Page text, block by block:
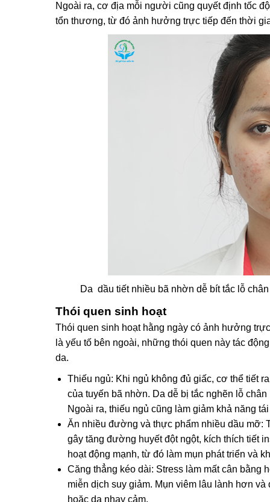
Ngoài ra, cơ địa mỗi người cũng quyết định tốc
tổn thương, từ đó ảnh hưởng trực tiếp đến thời
Da dầu tiết nhiều bã nhờn dễ bít tắc lỗ
Thói quen sinh hoạt
Thói quen sinh hoạt hằng ngày có ảnh hưởng
là yếu tố bên ngoài, những thói quen này tác
da.
Thiếu ngủ: Khi ngủ không đủ giấc, cơ thể tiết
của tuyến bã nhờn. Da dễ bị tắc nghẽn lỗ
Ngoài ra, thiếu ngủ cũng làm giảm khả năng
Ăn nhiều đường và thực phẩm nhiều dầu mỡ:
gây tăng đường huyết đột ngột, kích thích tiết
hoạt động mạnh, từ đó làm mụn phát triển và
Căng thẳng kéo dài: Stress làm mất cân bằng
miễn dịch suy giảm. Mụn viêm lâu lành hơn
hoặc da nhạy cảm.